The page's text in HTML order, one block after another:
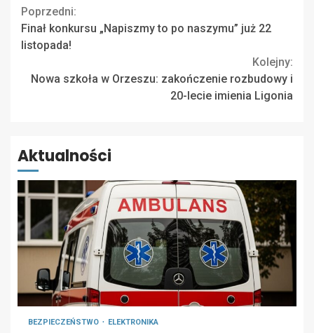
Continue
Reading
Poprzedni:
Finał konkursu „Napiszmy to po naszymu” już 22
listopada!
Kolejny:
Nowa szkoła w Orzeszu: zakończenie rozbudowy i
20-lecie imienia Ligonia
Aktualności
BEZPIECZEŃSTWO ELEKTRONIKA